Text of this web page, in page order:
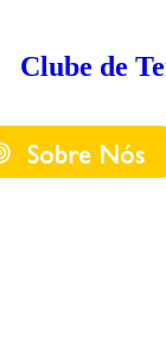
Clube de